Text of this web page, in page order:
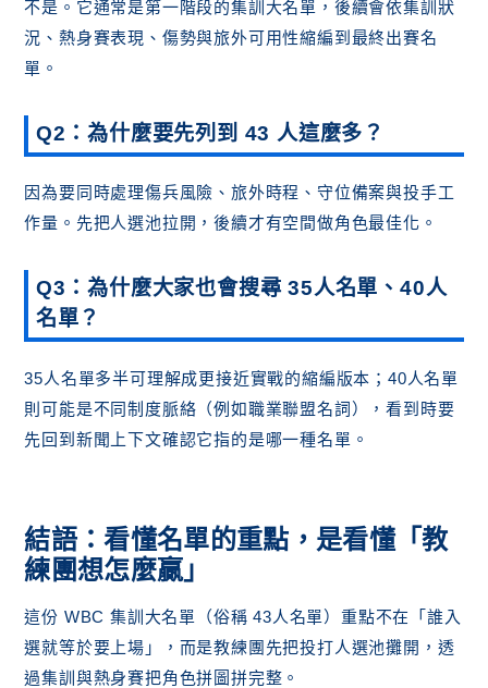
不是。它通常是第一階段的集訓大名單，後續會依集訓狀
況、熱身賽表現、傷勢與旅外可用性縮編到最終出賽名
單。
Q2：為什麼要先列到 43 人這麼多？
因為要同時處理傷兵風險、旅外時程、守位備案與投手工
作量。先把人選池拉開，後續才有空間做角色最佳化。
Q3：為什麼大家也會搜尋 35人名單、40人
名單？
35人名單多半可理解成更接近實戰的縮編版本；40人名單
則可能是不同制度脈絡（例如職業聯盟名詞），看到時要
先回到新聞上下文確認它指的是哪一種名單。
結語：看懂名單的重點，是看懂「教
練團想怎麼贏」
這份 WBC 集訓大名單（俗稱 43人名單）重點不在「誰入
選就等於要上場」，而是教練團先把投打人選池攤開，透
過集訓與熱身賽把角色拼圖拼完整。